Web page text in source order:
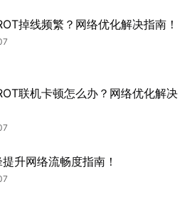
掉线频繁？网络优化解决指南！
联机卡顿怎么办？网络优化解决
升网络流畅度指南！